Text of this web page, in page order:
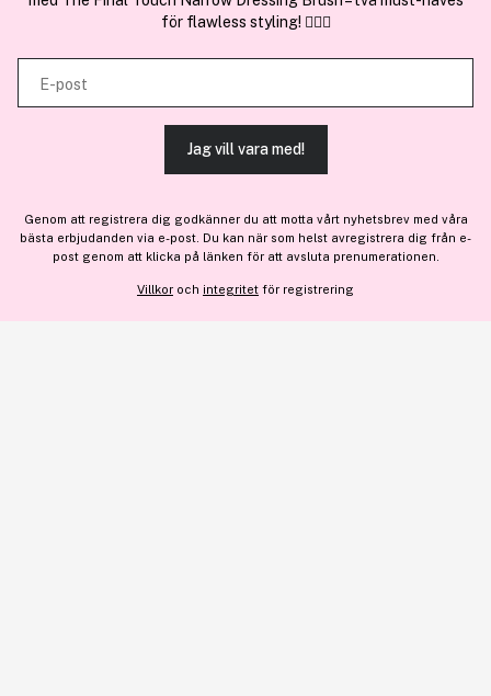
kombinera informationen med annan information som du har
tillhandahållit eller som de har samlat in när du har använt deras
tjänster.
TILLÅT ALLA COOKIES
VISA DETALJER
En del avBrandsdal Group AS
för flawless styling! 💇‍♀️✨
E-post
Jag vill vara med!
Genom att registrera dig godkänner du att motta vårt nyhetsbrev med våra
bästa erbjudanden via e-post. Du kan när som helst avregistrera dig från e-
post genom att klicka på länken för att avsluta prenumerationen.
Villkor och integritet för registrering